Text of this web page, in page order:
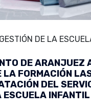
DE LA
DE ARANJUEZ
LA FORMACIÓN
DEL
ESCUELA